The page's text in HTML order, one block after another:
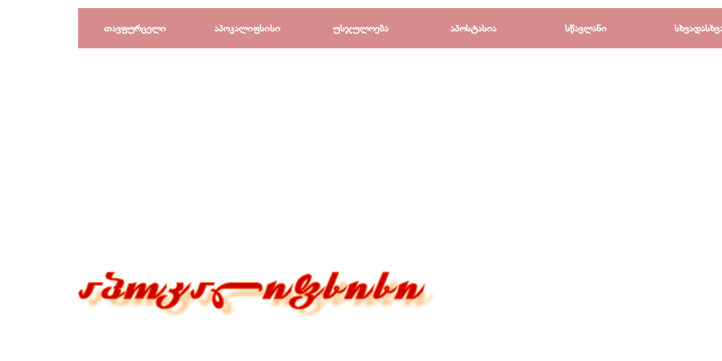
Перейти к контенту
თავფურცელი აპოკალიფსისი ▼
უსჯულოება ▼
აპოსტასია ▼
სწავლანი ▼